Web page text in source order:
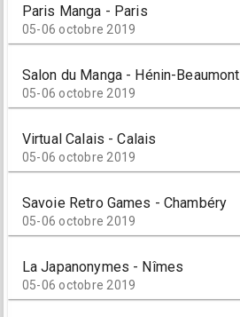
Paris Manga - Paris
05-06 octobre 2019
Salon du Manga - Hénin-Beaumont
05-06 octobre 2019
Virtual Calais - Calais
05-06 octobre 2019
Savoie Retro Games - Chambéry
05-06 octobre 2019
La Japanonymes - Nîmes
05-06 octobre 2019